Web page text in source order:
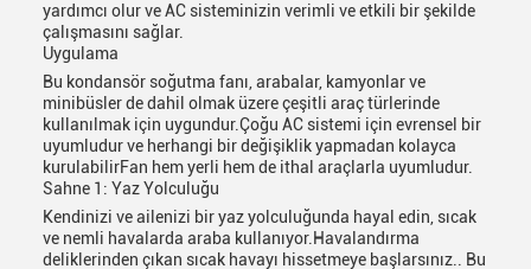
yardımcı olur ve AC sisteminizin verimli ve etkili bir şekilde
çalışmasını sağlar.
Uygulama
Bu kondansör soğutma fanı, arabalar, kamyonlar ve
minibüsler de dahil olmak üzere çeşitli araç türlerinde
kullanılmak için uygundur.Çoğu AC sistemi için evrensel bir
uyumludur ve herhangi bir değişiklik yapmadan kolayca
kurulabilirFan hem yerli hem de ithal araçlarla uyumludur.
Sahne 1: Yaz Yolculuğu
Kendinizi ve ailenizi bir yaz yolculuğunda hayal edin, sıcak
ve nemli havalarda araba kullanıyor.Havalandırma
deliklerinden çıkan sıcak havayı hissetmeye başlarsınız.. Bu